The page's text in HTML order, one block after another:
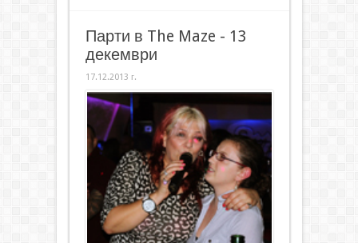
Парти в The Maze - 13
декември
17.12.2013 г.